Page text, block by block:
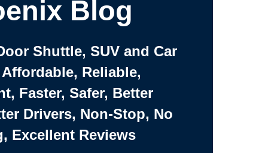
Blog
Shuttle, SUV and Car
Reliable,
Faster, Safer, Better
Drivers, Non-Stop, No
Excellent Reviews